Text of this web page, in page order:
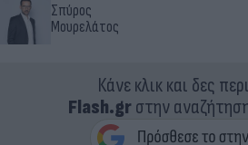
Σπύρος
Μουρελάτος
Κάνε κλικ και δες
Flash.grστην